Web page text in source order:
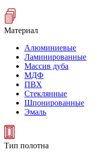
Материал
Алюминиевые
Ламинированные
Массив дуба
МДФ
ПВХ
Стеклянные
Шпонированные
Эмаль
Тип полотна